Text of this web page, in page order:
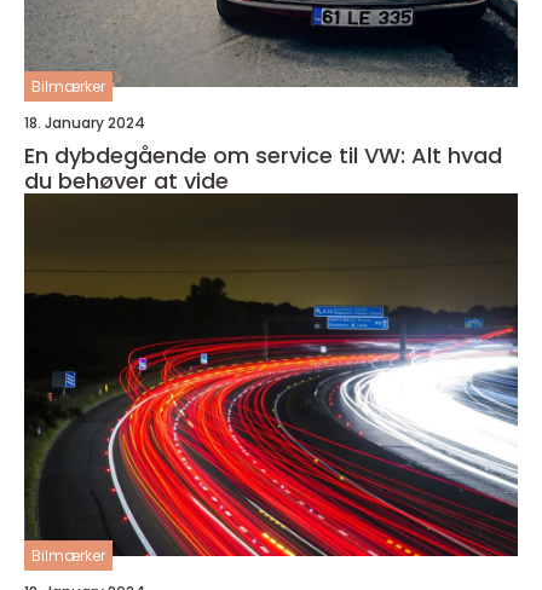
Bilmærker
18. January 2024
En dybdegående om service til VW: Alt hvad
du behøver at vide
Bilmærker